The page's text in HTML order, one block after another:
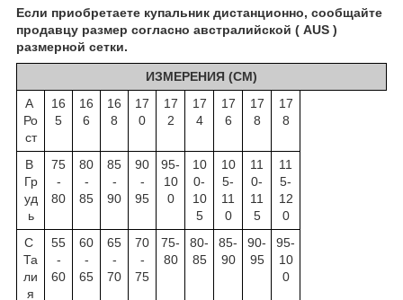
Если приобретаете купальник дистанционно, сообщайте
продавцу размер согласно австралийской ( AUS )
размерной сетки.
ИЗМЕРЕНИЯ (СМ)
А
Ро
ст
16
5
16
6
16
8
17
0
17
2
17
4
17
6
17
8
17
8
B
Гр
уд
ь
75
-
80
80
-
85
85
-
90
90
-
95
95-
10
0
10
0-
10
5
10
5-
11
0
11
0-
11
5
11
5-
12
0
C
Та
ли
я
55
-
60
60
-
65
65
-
70
70
-
75
75-
80
80-
85
85-
90
90-
95
95-
10
0